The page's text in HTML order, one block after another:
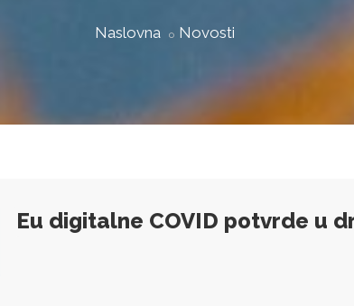
Naslovna Novosti
Eu digitalne COVID potvrde u